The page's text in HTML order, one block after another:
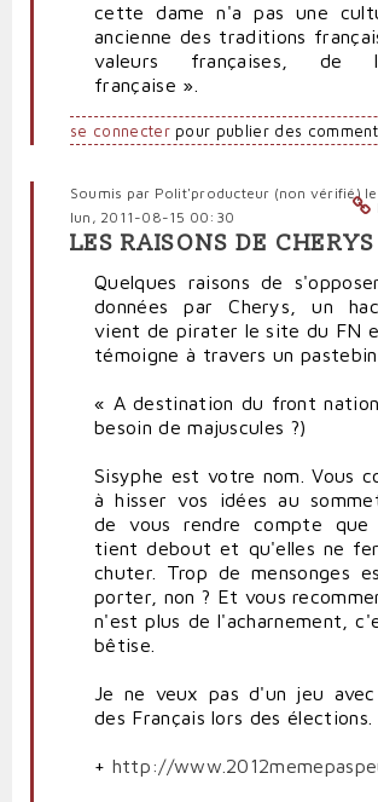
cette dame n'a pas une
ancienne des traditions
valeurs françaises, de
française ».
se connecterpour publier des
Soumis par Polit'producteur (non vérifié)le
lun, 2011-08-15 00:30
LES RAISONS DE CHERYS
Quelques raisons de
données par Cherys, un
vient de pirater le site du FN
témoigne à travers un
« A destination du front
besoin de majuscules ?)
Sisyphe est votre nom. Vous
à hisser vos idées au
de vous rendre compte que
tient debout et qu'elles ne
chuter. Trop de mensonges
porter, non ? Et vous
n'est plus de l'acharnement,
bêtise.
Je ne veux pas d'un jeu
des Français lors des élections.
+ http://